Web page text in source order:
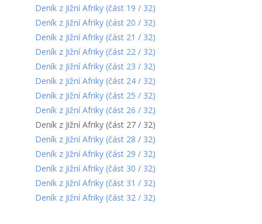
Deník z Jižní Afriky (část 19 / 32)
Deník z Jižní Afriky (část 20 / 32)
Deník z Jižní Afriky (část 21 / 32)
Deník z Jižní Afriky (část 22 / 32)
Deník z Jižní Afriky (část 23 / 32)
Deník z Jižní Afriky (část 24 / 32)
Deník z Jižní Afriky (část 25 / 32)
Deník z Jižní Afriky (část 26 / 32)
Deník z Jižní Afriky (část 27 / 32)
Deník z Jižní Afriky (část 28 / 32)
Deník z Jižní Afriky (část 29 / 32)
Deník z Jižní Afriky (část 30 / 32)
Deník z Jižní Afriky (část 31 / 32)
Deník z Jižní Afriky (část 32 / 32)